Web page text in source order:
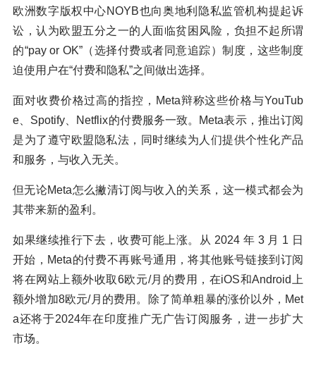
欧洲数字版权中心NOYB也向奥地利隐私监管机构提起诉
讼，认为欧盟五分之一的人面临贫困风险，负担不起所谓
的“pay or OK”（选择付费或者同意追踪）制度，这些制度
迫使用户在“付费和隐私”之间做出选择。
面对收费价格过高的指控，Meta辩称这些价格与YouTub
e、Spotify、Netflix的付费服务一致。Meta表示，推出订阅
是为了遵守欧盟隐私法，同时继续为人们提供个性化产品
和服务，与收入无关。
但无论Meta怎么撇清订阅与收入的关系，这一模式都会为
其带来新的盈利。
如果继续推行下去，收费可能上涨。从 2024 年 3 月 1 日
开始，Meta的付费不再账号通用，将其他账号链接到订阅
将在网站上额外收取6欧元/月的费用，在iOS和Android上
额外增加8欧元/月的费用。除了简单粗暴的涨价以外，Met
a还将于2024年在印度推广无广告订阅服务，进一步扩大
市场。